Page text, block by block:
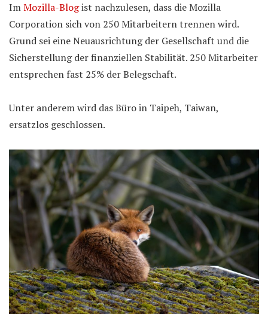
ImMozilla-Blogist nachzulesen, dass die Mozilla
Corporation sich von 250 Mitarbeitern trennen wird.
Grund sei eine Neuausrichtung der Gesellschaft und die
Sicherstellung der finanziellen Stabilität. 250 Mitarbeiter
entsprechen fast 25% der Belegschaft.
Unter anderem wird das Büro in Taipeh, Taiwan,
ersatzlos geschlossen.